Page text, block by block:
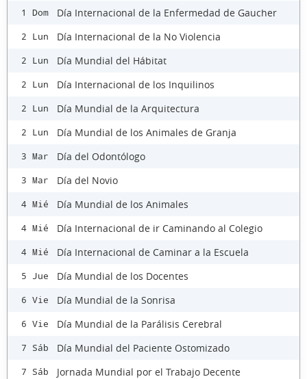
1 Dom Día Internacional de la Enfermedad de Gaucher
2 Lun Día Internacional de la No Violencia
2 Lun Día Mundial del Hábitat
2 Lun Día Internacional de los Inquilinos
2 Lun Día Mundial de la Arquitectura
2 Lun Día Mundial de los Animales de Granja
3 Mar Día del Odontólogo
3 Mar Día del Novio
4 Mié Día Mundial de los Animales
4 Mié Día Internacional de ir Caminando al Colegio
4 Mié Día Internacional de Caminar a la Escuela
5 Jue Día Mundial de los Docentes
6 Vie Día Mundial de la Sonrisa
6 Vie Día Mundial de la Parálisis Cerebral
7 Sáb Día Mundial del Paciente Ostomizado
7 Sáb Jornada Mundial por el Trabajo Decente